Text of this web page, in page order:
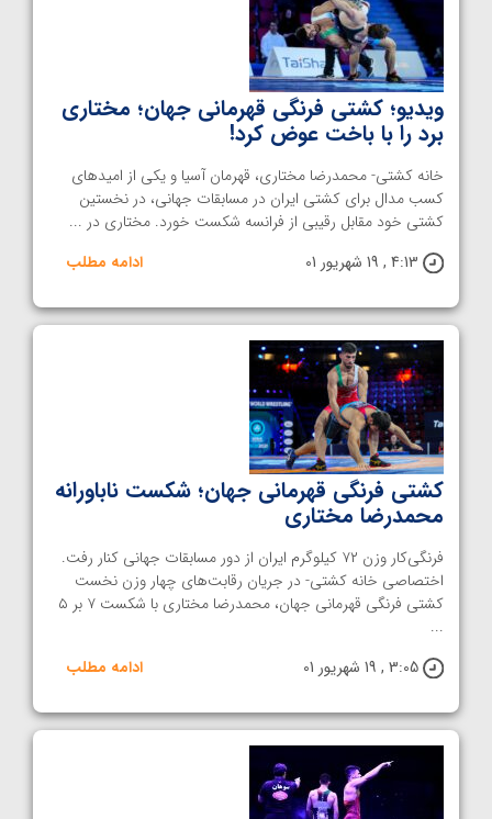
ویدیو؛ کشتی فرنگی قهرمانی جهان؛ مختاری
برد را با باخت عوض کرد!
خانه کشتی- محمدرضا مختاری، قهرمان آسیا و یکی از امیدهای
کسب مدال برای کشتی ایران در مسابقات جهانی، در نخستین
کشتی خود مقابل رقیبی از فرانسه شکست خورد. مختاری در ...
4:13 , 19 شهریور 01
ادامه مطلب
کشتی فرنگی قهرمانی جهان؛ شکست ناباورانه
محمدرضا مختاری
فرنگی‌کار وزن ۷۲ کیلوگرم ایران از دور مسابقات جهانی کنار رفت.
اختصاصی خانه کشتی- در جریان رقابت‌های چهار وزن نخست
کشتی فرنگی قهرمانی جهان، محمدرضا مختاری با شکست ۷ بر ۵
...
3:05 , 19 شهریور 01
ادامه مطلب